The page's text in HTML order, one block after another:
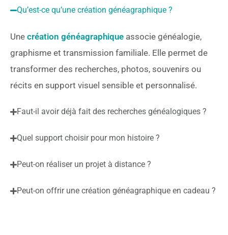
Qu’est-ce qu’une création généagraphique ?
Une création généagraphique associe généalogie,
graphisme et transmission familiale. Elle permet de
transformer des recherches, photos, souvenirs ou
récits en support visuel sensible et personnalisé.
Faut-il avoir déjà fait des recherches généalogiques ?
Quel support choisir pour mon histoire ?
Peut-on réaliser un projet à distance ?
Peut-on offrir une création généagraphique en cadeau ?